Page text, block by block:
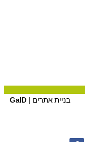
בניית אתרים | GalD